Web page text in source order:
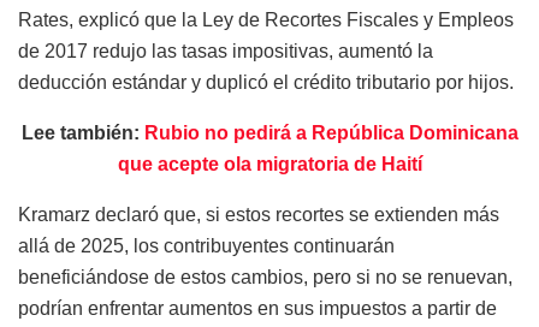
Rates, explicó que la Ley de Recortes Fiscales y Empleos
de 2017 redujo las tasas impositivas, aumentó la
deducción estándar y duplicó el crédito tributario por hijos.
Lee también: Rubio no pedirá a República Dominicana
que acepte ola migratoria de Haití
Kramarz declaró que, si estos recortes se extienden más
allá de 2025, los contribuyentes continuarán
beneficiándose de estos cambios, pero si no se renuevan,
podrían enfrentar aumentos en sus impuestos a partir de